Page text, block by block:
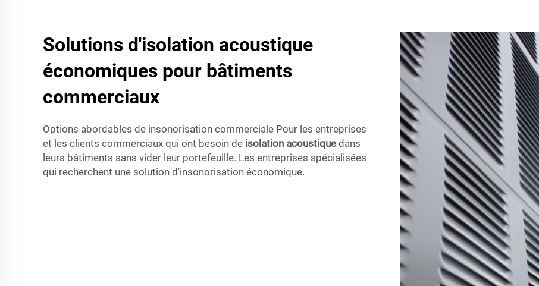
Solutions d'isolation acoustique
économiques pour bâtiments
commerciaux
Options abordables de insonorisation commerciale Pour les entreprises
et les clients commerciaux qui ont besoin de isolation acoustique dans
leurs bâtiments sans vider leur portefeuille. Les entreprises spécialisées
qui recherchent une solution d'insonorisation économique.